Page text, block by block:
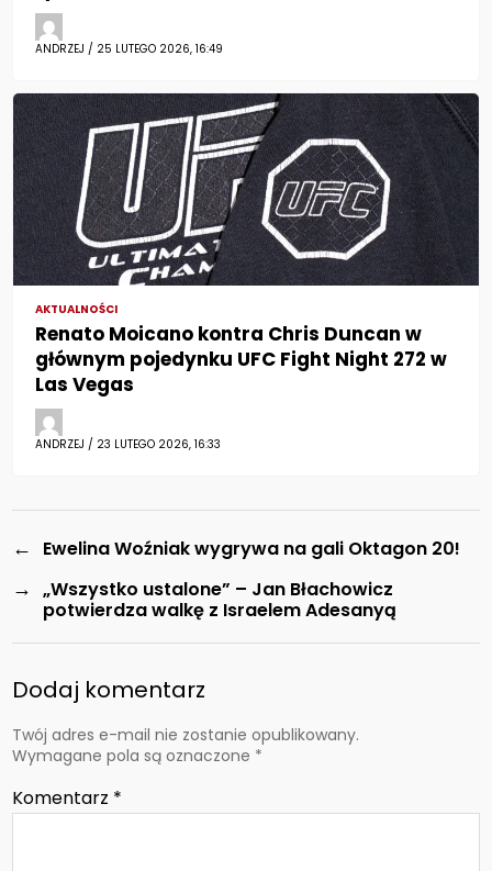
ANDRZEJ / 25 LUTEGO 2026, 16:49
AKTUALNOŚCI
Renato Moicano kontra Chris Duncan w
głównym pojedynku UFC Fight Night 272 w
Las Vegas
ANDRZEJ / 23 LUTEGO 2026, 16:33
← Ewelina Woźniak wygrywa na gali Oktagon 20!
→ „Wszystko ustalone” – Jan Błachowicz
potwierdza walkę z Israelem Adesanyą
Dodaj komentarz
Twój adres e-mail nie zostanie opublikowany.
Wymagane pola są oznaczone *
Komentarz *